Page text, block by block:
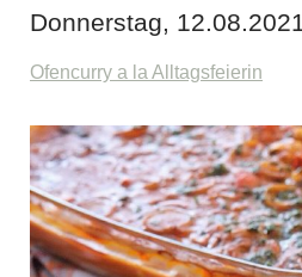
Donnerstag, 12.08.2021
Ofencurry a la Alltagsfeierin